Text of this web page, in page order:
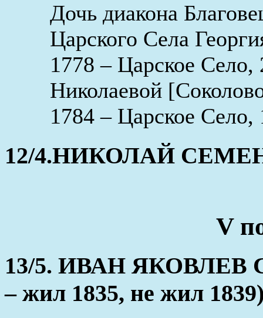
Дочь диакона
Царского Села
1778 – Царское Село,
Николаевой
1784 – Царское Село,
12/4.НИКОЛАЙ
V
13/5. ИВАН ЯКОВЛЕВ
– жил 1835, не жил